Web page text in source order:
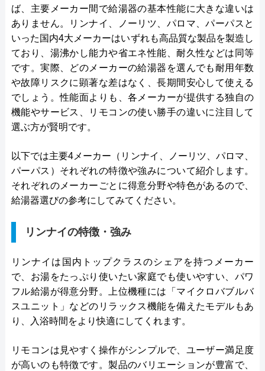
ば、主要メーカー間で給湯器の基本性能に大きな違いは
ありません。リンナイ、ノーリツ、パロマ、パーパスと
いった国内4大メーカーはいずれも高品質な製品を製造し
ており、湯沸かし能力や省エネ性能、耐久性などは同等
です。実際、どのメーカーの給湯器を選んでも耐用年数
や故障リスクに顕著な差はなく、長期間安心して使える
でしょう。性能面よりも、各メーカーが提供する独自の
機能やサービス、リモコンの使い勝手の違いに注目して
選ぶ方が賢明です。
以下では主要4メーカー（リンナイ、ノーリツ、パロマ、
パーパス）それぞれの特徴や強みについて紹介します。
それぞれのメーカーごとに得意分野や特色があるので、
給湯器選びの参考にしてみてください。
リンナイの特徴・強み
リンナイは国内トップクラスのシェアを持つメーカー
で、お湯をたっぷり使いたい家庭でも使いやすい、パワ
フル給湯が得意分野。上位機種には「マイクロバブルバ
スユニット」などのリラックス機能を備えたモデルもあ
り、入浴時間をより快適にしてくれます。
リモコンは見やすく操作がシンプルで、ユーザー満足度
が高いのも特徴です。製品のバリエーションが豊富で、